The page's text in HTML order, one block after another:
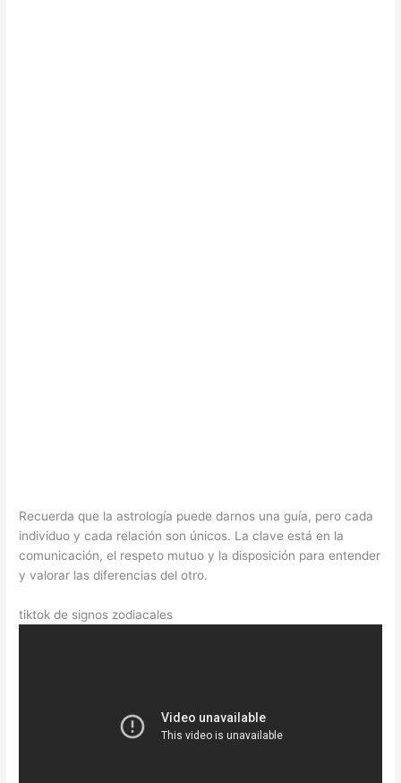
Recuerda que la astrología puede darnos una guía, pero cada
individuo y cada relación son únicos. La clave está en la
comunicación, el respeto mutuo y la disposición para entender
y valorar las diferencias del otro.
tiktok de signos zodiacales